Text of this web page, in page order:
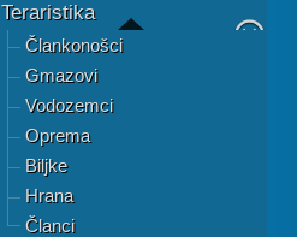
Teraristika
Člankonošci
Gmazovi
Vodozemci
Oprema
Biljke
Hrana
Članci